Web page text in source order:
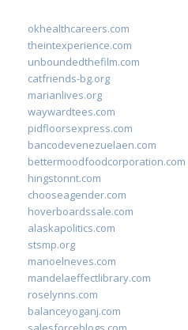
okhealthcareers.com
theintexperience.com
unboundedthefilm.com
catfriends-bg.org
marianlives.org
waywardtees.com
pidfloorsexpress.com
bancodevenezuelaen.com
bettermoodfoodcorporation.com
hingstonnt.com
chooseagender.com
hoverboardssale.com
alaskapolitics.com
stsmp.org
manoelneves.com
mandelaeffectlibrary.com
roselynns.com
balanceyoganj.com